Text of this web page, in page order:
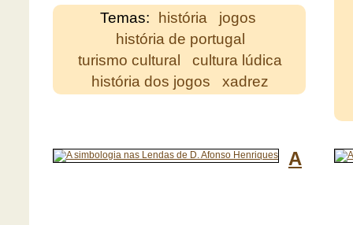
Temas:
história
jogos
história de portugal
turismo cultural
cultura lúdica
história dos jogos
xadrez
A